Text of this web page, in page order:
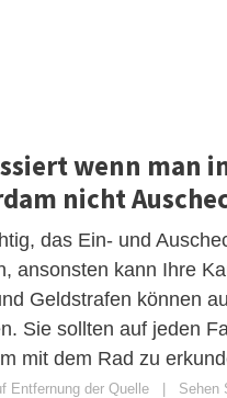
wenn man
nicht
das Ein- und
ansonsten kann Ihre
Geldstrafen können
Sie sollten auf jeden
mit dem Rad zu
Entfernung der Quelle | Sehen